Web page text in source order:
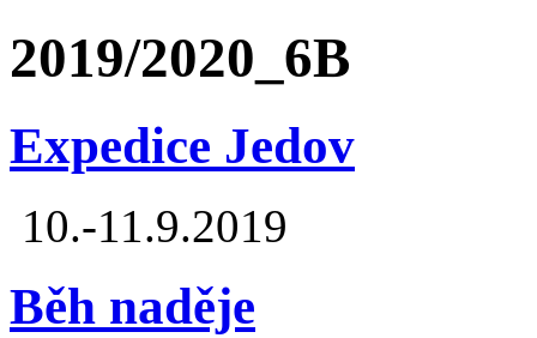
2019/2020_6B
Expedice Jedov
10.-11.9.2019
Běh naděje